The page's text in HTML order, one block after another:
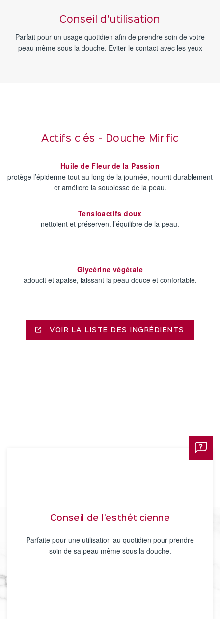
Conseil d’utilisation
Parfait pour un usage quotidien afin de prendre soin de votre
peau même sous la douche. Eviter le contact avec les yeux
Actifs clés - Douche Mirific
Huile de Fleur de la Passion
protège l’épiderme tout au long de la journée, nourrit durablement
et améliore la souplesse de la peau.
Tensioactifs doux
nettoient et préservent l’équilibre de la peau.
Glycérine végétale
adoucit et apaise, laissant la peau douce et confortable.
VOIR LA LISTE DES INGRÉDIENTS
Conseil de l’esthéticienne
Parfaite pour une utilisation au quotidien pour prendre
soin de sa peau même sous la douche.